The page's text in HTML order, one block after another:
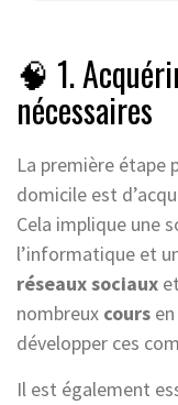
🧠 1.
nécessaires
La première étape
domicile est
Cela implique une
l’informatique et
réseaux sociaux
nombreux cours
développer ces
Il est également